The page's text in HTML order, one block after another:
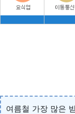
여름철 가장 많은